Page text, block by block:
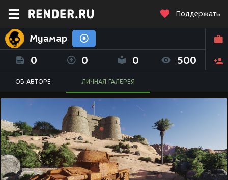
Поддержать
Муамар
0 0 0 500
ОБ АВТОРЕ ЛИЧНАЯ ГАЛЕРЕЯ